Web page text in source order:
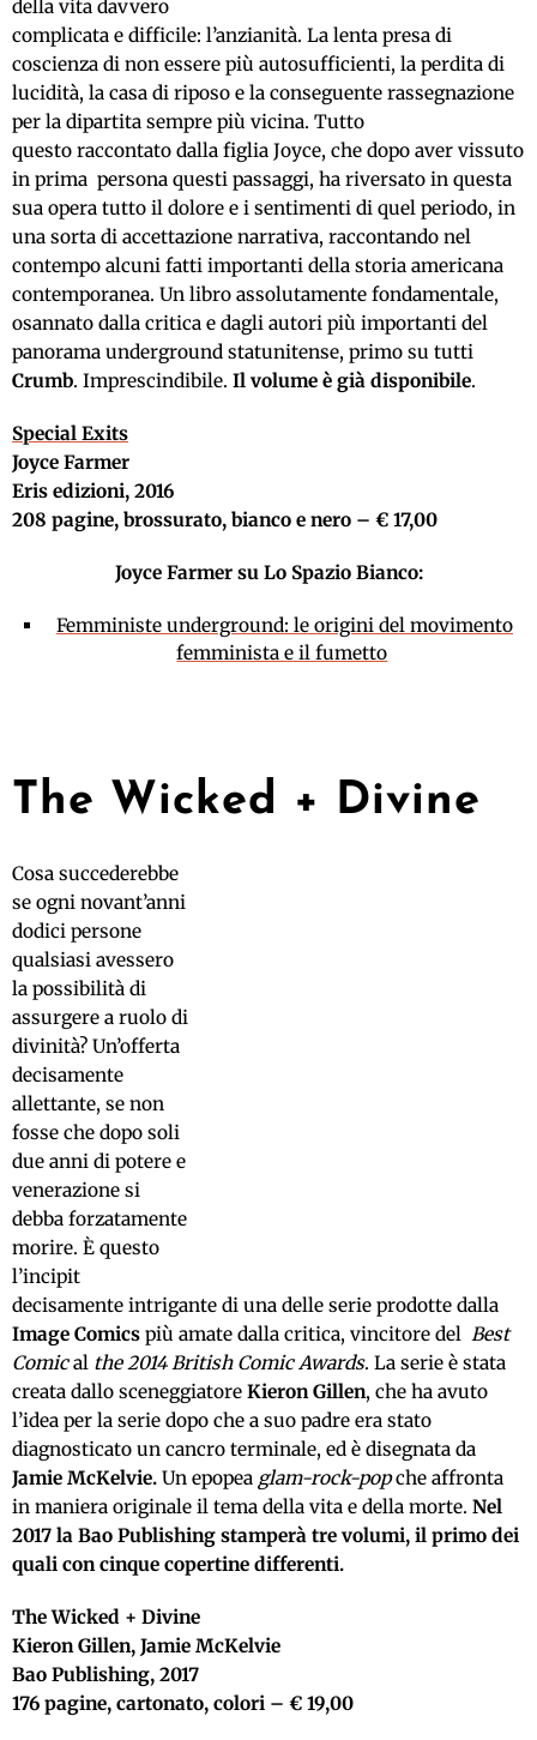
della vita davvero
complicata e difficile: l’anzianità. La lenta presa di
coscienza di non essere più autosufficienti, la perdita di
lucidità, la casa di riposo e la conseguente rassegnazione
per la dipartita sempre più vicina. Tutto
questo raccontato dalla figlia Joyce, che dopo aver vissuto
in prima persona questi passaggi, ha riversato in questa
sua opera tutto il dolore e i sentimenti di quel periodo, in
una sorta di accettazione narrativa, raccontando nel
contempo alcuni fatti importanti della storia americana
contemporanea. Un libro assolutamente fondamentale,
osannato dalla critica e dagli autori più importanti del
panorama underground statunitense, primo su tutti
Crumb. Imprescindibile. Il volume è già disponibile.
Special Exits
Joyce Farmer
Eris edizioni, 2016
208 pagine, brossurato, bianco e nero – € 17,00
Joyce Farmer su Lo Spazio Bianco:
Femministe underground: le origini del movimento
femminista e il fumetto
The Wicked + Divine
Cosa succederebbe
se ogni novant’anni
dodici persone
qualsiasi avessero
la possibilità di
assurgere a ruolo di
divinità? Un’offerta
decisamente
allettante, se non
fosse che dopo soli
due anni di potere e
venerazione si
debba forzatamente
morire. È questo
l’incipit
decisamente intrigante di una delle serie prodotte dalla
Image Comics più amate dalla critica, vincitore del
Best
Comical the 2014 British Comic Awards. La serie è stata
creata dallo sceneggiatore Kieron Gillen, che ha avuto
l’idea per la serie dopo che a suo padre era stato
diagnosticato un cancro terminale, ed è disegnata da
Jamie McKelvie. Un epopea glam-rock-popche affronta
in maniera originale il tema della vita e della morte. Nel
2017 la Bao Publishing stamperà tre volumi, il primo dei
quali con cinque copertine differenti.
The Wicked + Divine
Kieron Gillen, Jamie McKelvie
Bao Publishing, 2017
176 pagine, cartonato, colori – € 19,00